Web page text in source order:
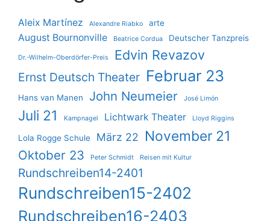
Aleix Martínez Alexandre Riabko arte
August Bournonville Beatrice Cordua Deutscher Tanzpreis
Dr.-Wilhelm-Oberdörfer-Preis Edvin Revazov
Ernst Deutsch Theater Februar 23
Hans van Manen John Neumeier José Limón
Juli 21 Kampnagel Lichtwark Theater Lloyd Riggins
Lola Rogge Schule März 22 November 21
Oktober 23 Peter Schmidt Reisen mit Kultur
Rundschreiben14-2401
Rundschreiben15-2402
Rundschreiben16-2403